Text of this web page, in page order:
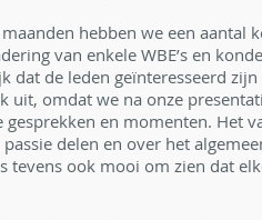
hebben we een aantal
van enkele WBE’s en
dat de leden geïnteresseerd
uit, omdat we na onze
gesprekken en momenten. Het
delen en over het
tevens ook mooi om zien dat